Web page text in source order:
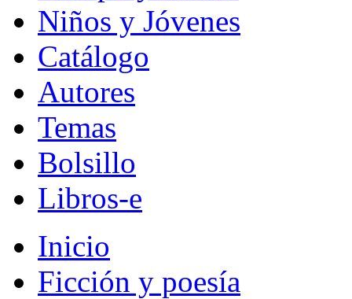
Niños y Jóvenes
Catálogo
Autores
Temas
Bolsillo
Libros-e
Inicio
Ficción y poesía